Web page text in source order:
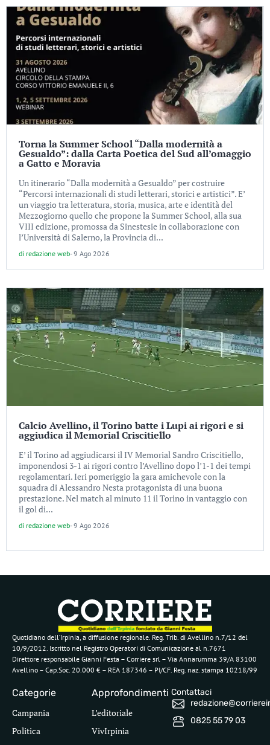
Torna la Summer School “Dalla modernità a
Gesualdo”: dalla Carta Poetica del Sud all’omaggio
a Gatto e Moravia
Un itinerario “Dalla modernità a Gesualdo” per costruire
“Percorsi internazionali di studi letterari, storici e artistici”. E’
un viaggio tra letteratura, storia, musica, arte e identità del
Mezzogiorno quello che propone la Summer School, alla sua
VIII edizione, promossa da Sinestesie in collaborazione con
l’Università di Salerno, la Provincia di...
di redazione web-9 Ago 2026
Calcio Avellino, il Torino batte i Lupi ai rigori e si
aggiudica il Memorial Criscitiello
E’ il Torino ad aggiudicarsi il IV Memorial Sandro Criscitiello,
imponendosi 3-1 ai rigori contro l’Avellino dopo l’1-1 dei tempi
regolamentari. Ieri pomeriggio la gara amichevole con la
squadra di Alessandro Nesta protagonista di una buona
prestazione. Nel match al minuto 11 il Torino in vantaggio con
il gol di...
di redazione web-9 Ago 2026
Quotidiano dell’Irpinia, a diffusione regionale. Reg. Trib. di Avellino n.7/12 del
10/9/2012. Iscritto nel Registro Operatori di Comunicazione al n.7671
Direttore responsabile Gianni Festa – Corriere srl – Via Annarumma 39/A 83100
Avellino – Cap.Soc. 20.000 € – REA 187346 – PI/CF. Reg. naz. stampa 10218/99
Categorie
Campania
Politica
Approfondimenti
L’editoriale
VivIrpinia
Contattaci
0825 55 79 03